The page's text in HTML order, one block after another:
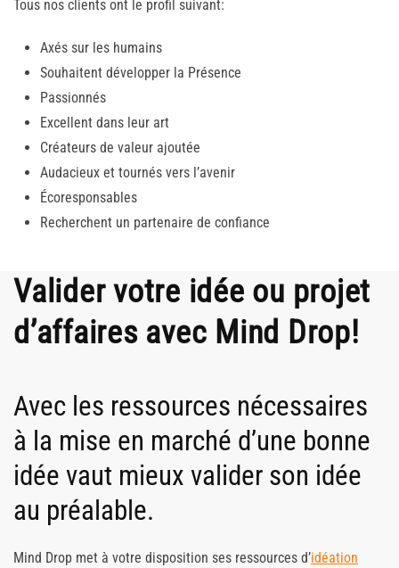
Tous nos clients ont le profil suivant:
Axés sur les humains
Souhaitent développer la Présence
Passionnés
Excellent dans leur art
Créateurs de valeur ajoutée
Audacieux et tournés vers l’avenir
Écoresponsables
Recherchent un partenaire de confiance
Valider votre idée ou projet
d’affaires avec Mind Drop!
Avec les ressources nécessaires
à la mise en marché d’une bonne
idée vaut mieux valider son idée
au préalable.
Mind Drop met à votre disposition ses ressources d’idéation